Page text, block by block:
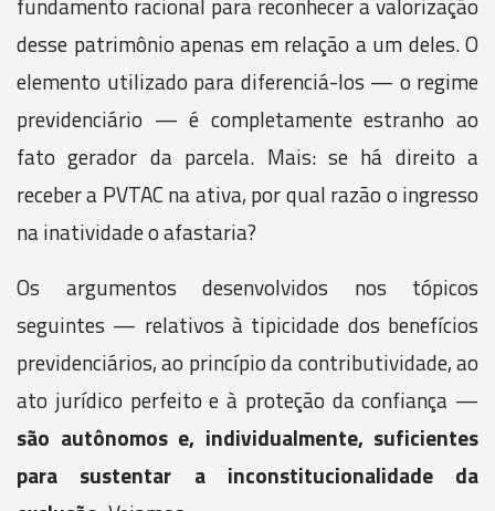
desse patrimônio apenas em relação a um deles. O
elemento utilizado para diferenciá-los — o regime
previdenciário — é completamente estranho ao
fato gerador da parcela. Mais: se há direito a
receber a PVTAC na ativa, por qual razão o ingresso
na inatividade o afastaria?
Os argumentos desenvolvidos nos tópicos
seguintes — relativos à tipicidade dos benefícios
previdenciários, ao princípio da contributividade, ao
ato jurídico perfeito e à proteção da confiança —
são autônomos e, individualmente, suficientes
para sustentar a inconstitucionalidade da